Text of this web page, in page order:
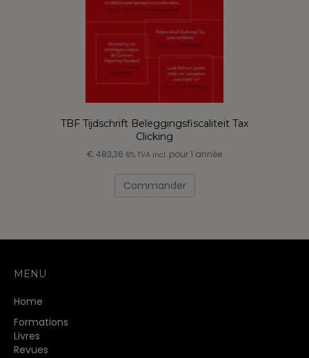
TBF Tijdschrift Beleggingsfiscaliteit Tax
Clicking
€ 483,36 6% TVA incl. pour 1 année
Commander
MENU
Home
Formations
Livres
Revues